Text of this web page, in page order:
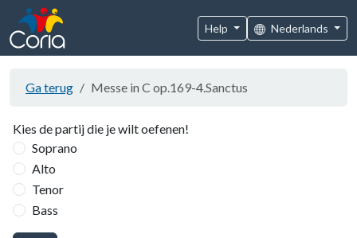
Help Nederlands
Ga terug Messe in C op.169-4.Sanctus
Kies de partij die je wilt oefenen!
Soprano
Alto
Tenor
Bass